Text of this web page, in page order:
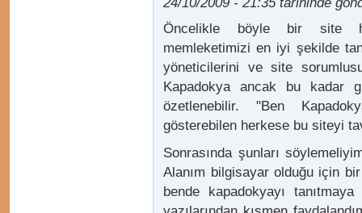
Öncelikle böyle bir site
memleketimizi en iyi şekilde
yöneticilerini ve site
Kapadokya ancak bu kadar
özetlenebilir. "Ben
gösterebilen herkese bu siteyi
Sonrasında şunları
Alanım bilgisayar olduğu için
bende kapadokyayı